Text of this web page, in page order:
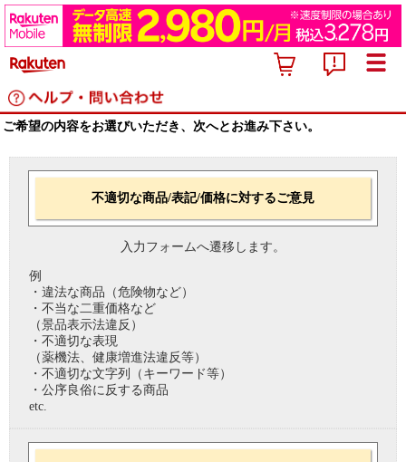
ご希望の内容をお選びいただき、次へとお進み下さい。
不適切な商品/表記/価格に対するご意見
入力フォームへ遷移します。
例
・違法な商品（危険物など）
・不当な二重価格など
（景品表示法違反）
・不適切な表現
（薬機法、健康増進法違反等）
・不適切な文字列（キーワード等）
・公序良俗に反する商品
etc.